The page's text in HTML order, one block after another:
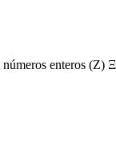
enteros (Z)